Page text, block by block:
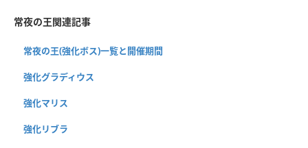
常夜の王関連記事
常夜の王(強化ボス)一覧と開催期間
強化グラディウス
強化マリス
強化リブラ